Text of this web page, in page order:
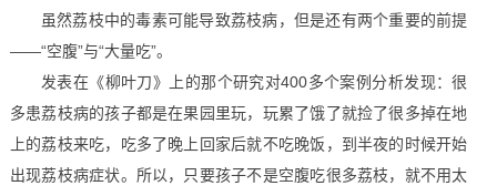
虽然荔枝中的毒素可能导致荔枝病，但是还有两个重要的前提
――“空腹”与“大量吃”。
发表在《柳叶刀》上的那个研究对400多个案例分析发现：很
多患荔枝病的孩子都是在果园里玩，玩累了饿了就捡了很多掉在地
上的荔枝来吃，吃多了晚上回家后就不吃晚饭，到半夜的时候开始
出现荔枝病症状。所以，只要孩子不是空腹吃很多荔枝，就不用太